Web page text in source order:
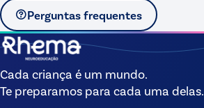
Perguntas frequentes
Cada criança é um mundo.
Te preparamos para cada uma delas.